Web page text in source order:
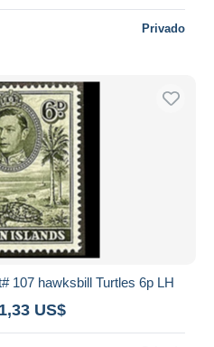
Privado
107 hawksbill Turtles 6p LH
US$